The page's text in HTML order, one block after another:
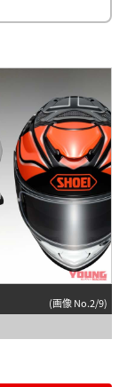
(画像 No.2/9)